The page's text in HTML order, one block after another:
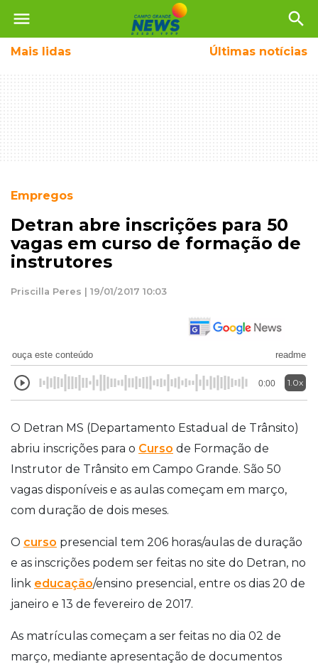
menu search
Mais lidas Últimas notícias
Empregos
Detran abre inscrições para 50
vagas em curso de formação de
instrutores
Priscilla Peres | 19/01/2017 10:03
ouça este conteúdo readme
0:00 1.0x
O Detran MS (Departamento Estadual de Trânsito)
abriu inscrições para o Curso de Formação de
Instrutor de Trânsito em Campo Grande. São 50
vagas disponíveis e as aulas começam em março,
com duração de dois meses.
O curso presencial tem 206 horas/aulas de duração
e as inscrições podem ser feitas no site do Detran, no
link educação/ensino presencial, entre os dias 20 de
janeiro e 13 de fevereiro de 2017.
As matrículas começam a ser feitas no dia 02 de
março, mediante apresentação de documentos